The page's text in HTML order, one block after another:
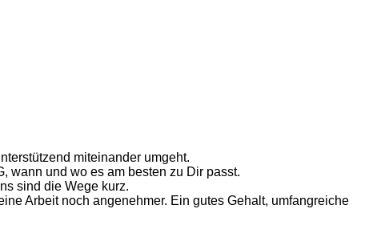
miteinander umgeht.
wann und wo es am besten zu Dir passt.
sind die Wege kurz.
Arbeit noch angenehmer. Ein gutes Gehalt, umfangreiche